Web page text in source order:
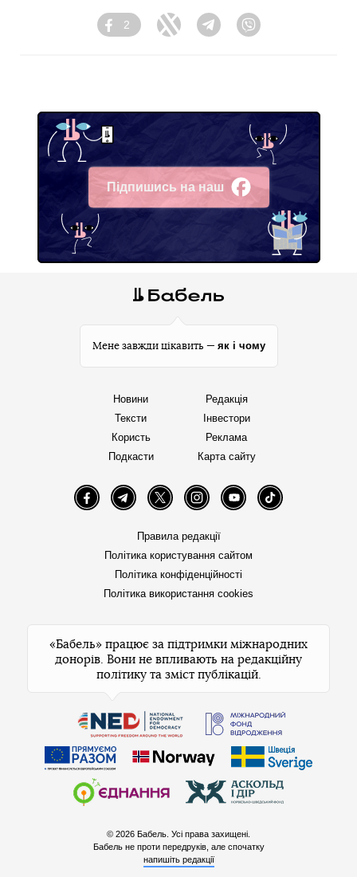
Facebook
2
Twitter Telegram
Підпишись на наш
Facebook
Мене завжди цікавить — як і чому
Новини
Тексти
Користь
Подкасти
Редакція
Інвестори
Реклама
Карта сайту
FacebookTelegramTwitter InstagramYouTube TikTok
Правила редакції
Політика користування сайтом
Політика конфіденційності
Політика використання cookies
«Бабель» працює за підтримки міжнародних
донорів. Вони не впливають на редакційну
політику та зміст публікацій.
© 2026 Бабель. Усі права захищені.
Бабель не проти передруків, але спочатку
напишіть редакції